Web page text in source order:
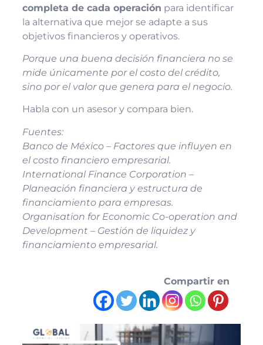
completa de cada operación para identificar
la alternativa que mejor se adapte a sus
objetivos financieros y operativos.
Porque una buena decisión financiera no se
mide únicamente por el costo del crédito,
sino por el valor que genera para el negocio.
Habla con un asesor y compara bien.
Fuentes:
Banco de México – Factores que influyen en
el costo financiero empresarial.
International Finance Corporation –
Planeación financiera y estructura de
financiamiento para empresas.
Organisation for Economic Co-operation and
Development – Gestión de liquidez y
financiamiento empresarial.
Compartir en